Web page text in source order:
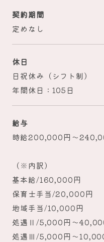
契約期間
定めなし
休日
日祝休み（シフト制）
年間休日：105日
給与
時給200,000円～
（※内訳）
基本給/160,000円
保育士手当/20,000円
地域手当/10,000円
処遇Ⅱ/5,000円～
処遇Ⅲ/5,000円～